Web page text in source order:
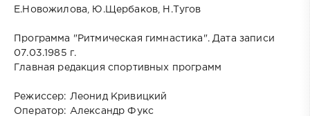
Е.Новожилова, Ю.Щербаков, Н.Тугов
Программа "Ритмическая гимнастика". Дата записи
07.03.1985 г.
Главная редакция спортивных программ
Режиссер: Леонид Кривицкий
Оператор: Александр Фукс